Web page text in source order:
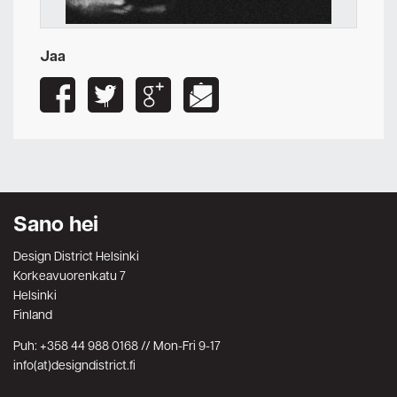
Jaa
Sano hei
Design District Helsinki
Korkeavuorenkatu 7
Helsinki
Finland
Puh: +358 44 988 0168 // Mon-Fri 9-17
info(at)designdistrict.fi